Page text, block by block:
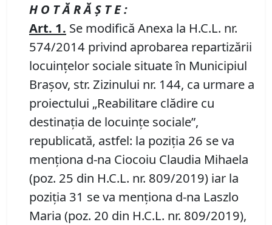
H O T Ă R Ă Ş T E :
Art. 1. Se modifică Anexa la H.C.L. nr.
574/2014 privind aprobarea repartizării
locuinţelor sociale situate în Municipiul
Braşov, str. Zizinului nr. 144, ca urmare a
proiectului „Reabilitare clădire cu
destinaţia de locuinţe sociale”,
republicată, astfel: la poziţia 26 se va
menţiona d-na Ciocoiu Claudia Mihaela
(poz. 25 din H.C.L. nr. 809/2019) iar la
poziţia 31 se va menţiona d-na Laszlo
Maria (poz. 20 din H.C.L. nr. 809/2019),